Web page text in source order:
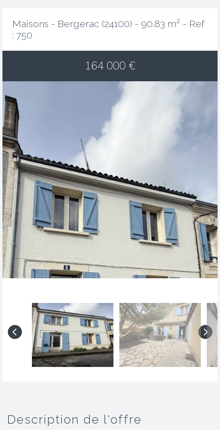
Maisons - Bergerac (24100) - 90.83 m² - Ref
: 750
164 000 €
description de l'offre